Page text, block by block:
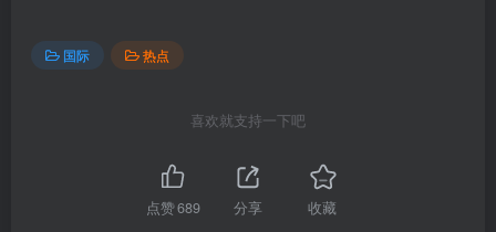
国际 热点
喜欢就支持一下吧
点赞689 分享 收藏